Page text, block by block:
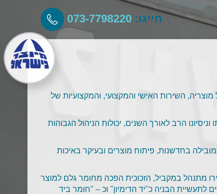
חייגו: 073-7798220
הגבוהה של מוצריה, השירות האישי והמקצועי, והמקצועיות של
הרב לאורך השנים, יכולות הניהול הגבוהות
בחדשנות, פיתוח מוצרים ובעיקר באיכות
מתנהל במקביל, הזכוכית הפכה מחומר גלם למוצר
לתעשיית הבניה כ"יד הדימיון" וכ – "חומר ביד